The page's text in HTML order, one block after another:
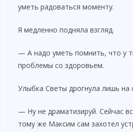
уметь радоваться моменту.
Я медленно подняла взгляд.
— А надо уметь помнить, что у
проблемы со здоровьем.
Улыбка Светы дрогнула лишь на
— Ну не драматизируй. Сейчас
тому же Максим сам захотел